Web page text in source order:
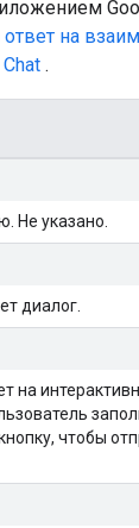
на
.
Не указано.
диалог.
на
чтобы